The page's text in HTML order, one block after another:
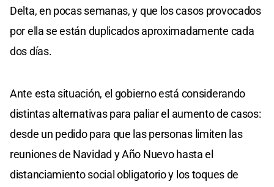
Delta, en pocas semanas, y que los casos provocados
por ella se están duplicados aproximadamente cada
dos días.
Ante esta situación, el gobierno está considerando
distintas alternativas para paliar el aumento de casos:
desde un pedido para que las personas limiten las
reuniones de Navidad y Año Nuevo hasta el
distanciamiento social obligatorio y los toques de